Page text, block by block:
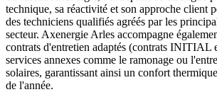
technique, sa réactivité et son approche client
des techniciens qualifiés agréés par les
secteur. Axenergie Arles accompagne
contrats d'entretien adaptés (contrats
services annexes comme le ramonage ou
solaires, garantissant ainsi un confort
de l'année.